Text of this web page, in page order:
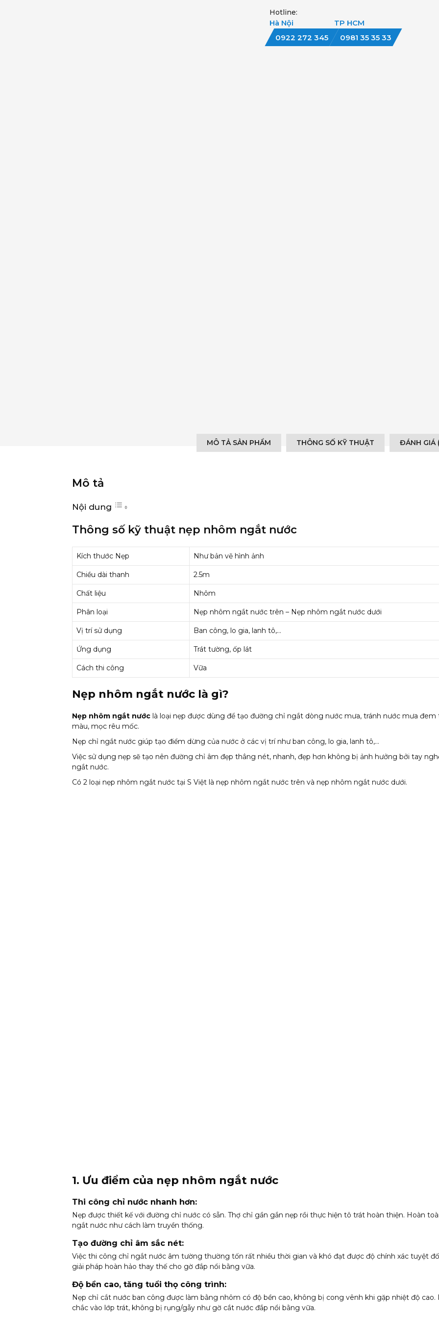
Hotline:
Hà Nội
0922 272 345
TP HCM
0981 35 35 33
MÔ TẢ SẢN PHẨM THÔNG SỐ KỸ THUẬT ĐÁNH GIÁ
Mô tả
Nội dung
Thông số kỹ thuật nẹp nhôm ngắt nước
Kích thước Nẹp Như bản vẽ hình ảnh
Chiều dài thanh 2.5m
Chất liệu Nhôm
Phân loại Nẹp nhôm ngắt nước trên – Nẹp nhôm ngắt nước dưới
Vị trí sử dụng Ban công, lo gia, lanh tô,…
Ứng dụng Trát tường, ốp lát
Cách thi công Vữa
Nẹp nhôm ngắt nước là gì?
Nẹp nhôm ngắt nước là loại nẹp được dùng để tạo đường chỉ ngắt dòng nước mưa, tránh nước mưa
màu, mọc rêu mốc.
Nẹp chỉ ngắt nước giúp tạo điểm dừng của nước ở các vị trí như ban công, lo gia, lanh tô,…
Việc sử dụng nẹp sẽ tạo nên đường chỉ âm đẹp thẳng nét, nhanh, đẹp hơn không bị ảnh hưởng bởi tay
ngắt nước.
Có 2 loại nẹp nhôm ngắt nước tại S Việt là nẹp nhôm ngắt nước trên và nẹp nhôm ngắt nước dưới.
1. Ưu điểm của nẹp nhôm ngắt nước
Thi công chỉ nước nhanh hơn:
Nẹp được thiết kế với đường chỉ nước có sẵn. Thợ chỉ gần gắn nẹp rồi thực hiện tô trát hoàn thiện. Hoàn
ngắt nước như cách làm truyền thống.
Tạo đường chỉ âm sắc nét:
Việc thi công chỉ ngắt nước âm tường thường tốn rất nhiều thời gian và khó đạt được độ chính xác tuyệt
giải pháp hoàn hảo thay thế cho gờ đắp nổi bằng vữa.
Độ bền cao, tăng tuổi thọ công trình:
Nẹp chỉ cắt nước ban công được làm bằng nhôm có độ bền cao, không bị cong vênh khi gặp nhiệt độ
chắc vào lớp trát, không bị rụng/gẫy như gờ cắt nước đắp nổi bằng vữa.